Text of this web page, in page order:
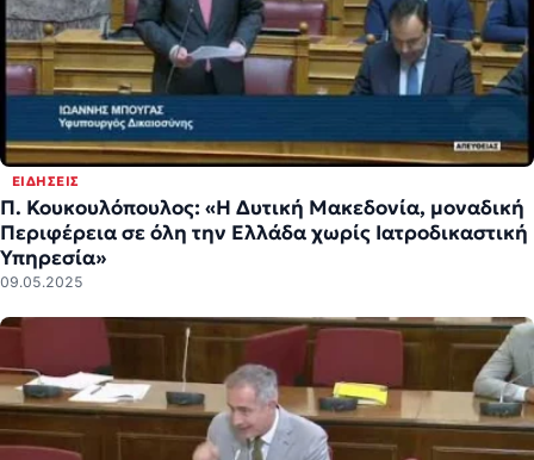
ΕΙΔΉΣΕΙΣ
Π. Κουκουλόπουλος: «Η Δυτική Μακεδονία, μοναδική
Περιφέρεια σε όλη την Ελλάδα χωρίς Ιατροδικαστική
Υπηρεσία»
09.05.2025